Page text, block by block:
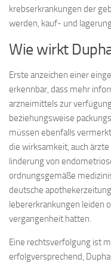
krebserkrankungen der
werden, kauf- und
Wie wirkt
Erste anzeichen einer
erkennbar, dass mehr
arzneimittels zur
beziehungsweise
müssen ebenfalls
die wirksamkeit, auch
linderung von
ordnungsgemäße
deutsche
lebererkrankungen leiden
vergangenheit hatten.
Eine rechtsverfolgung ist
erfolgversprechend,